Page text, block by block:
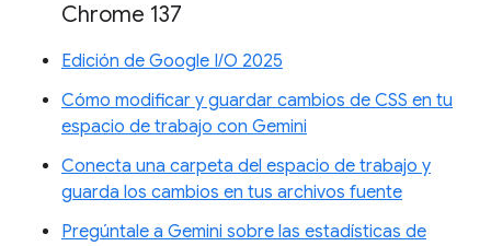
Chrome 137
Edición de Google I/O 2025
Cómo modificar y guardar cambios de CSS en tu
espacio de trabajo con Gemini
Conecta una carpeta del espacio de trabajo y
guarda los cambios en tus archivos fuente
Pregúntale a Gemini sobre las estadísticas de